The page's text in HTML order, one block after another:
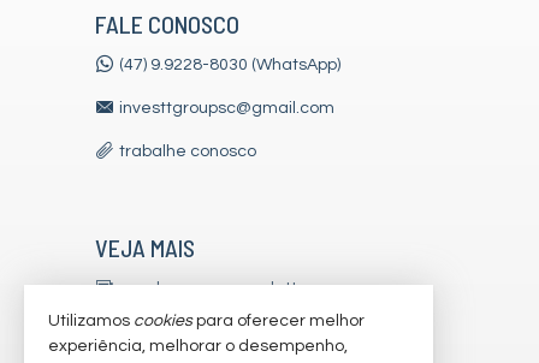
FALE CONOSCO
(47) 9.9228-8030 (WhatsApp)
investtgroupsc@gmail.com
trabalhe conosco
VEJA MAIS
receba nosso newsletter
indicadores financeiros
Utilizamos cookiespara oferecer melhor
experiência, melhorar o desempenho,